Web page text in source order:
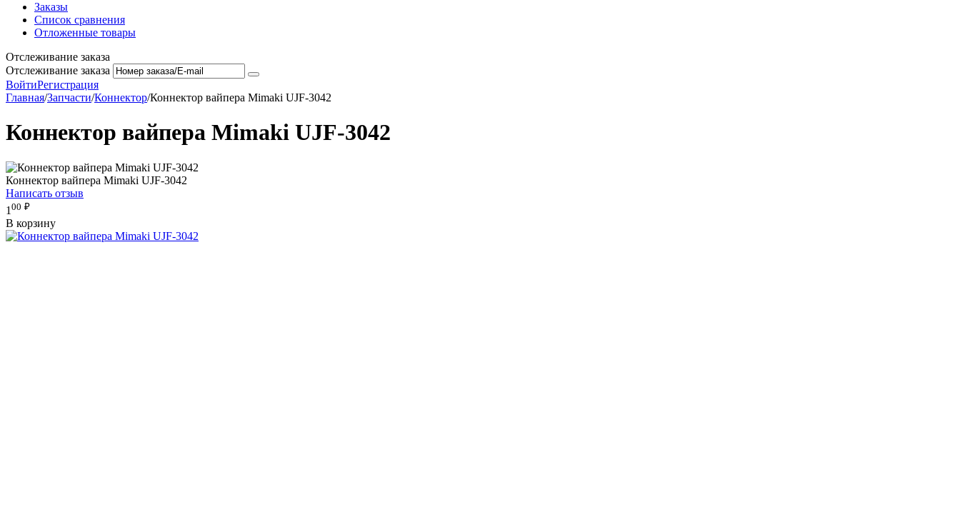
Заказы
Список сравнения
Отложенные товары
Отслеживание заказа
Отслеживание заказа
ВойтиРегистрация
Главная/Запчасти/Коннектор/Коннектор вайпера Mimaki UJF-3042
Коннектор вайпера Mimaki UJF-3042
Коннектор вайпера Mimaki UJF-3042
Написать отзыв
1 00 ₽
В корзину